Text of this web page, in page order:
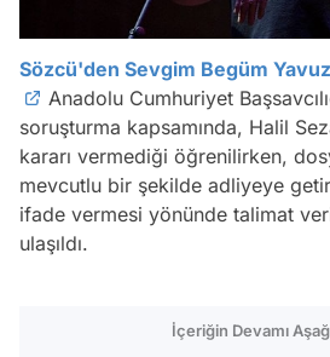
Sözcü'den Sevgim Begüm
Anadolu Cumhuriyet
soruşturma kapsamında, Halil
kararı vermediği öğrenilirken,
mevcutlu bir şekilde adliyeye
ifade vermesi yönünde talimat
ulaşıldı.
İçeriğin Devamı